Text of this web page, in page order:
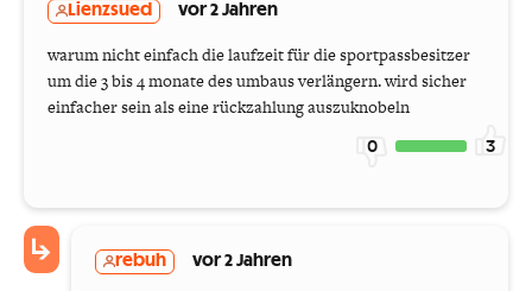
Lienzsued vor 2 Jahren
warum nicht einfach die laufzeit für die sportpassbesitzer
um die 3 bis 4 monate des umbaus verlängern. wird sicher
einfacher sein als eine rückzahlung auszuknobeln
0 3
rebuh vor 2 Jahren